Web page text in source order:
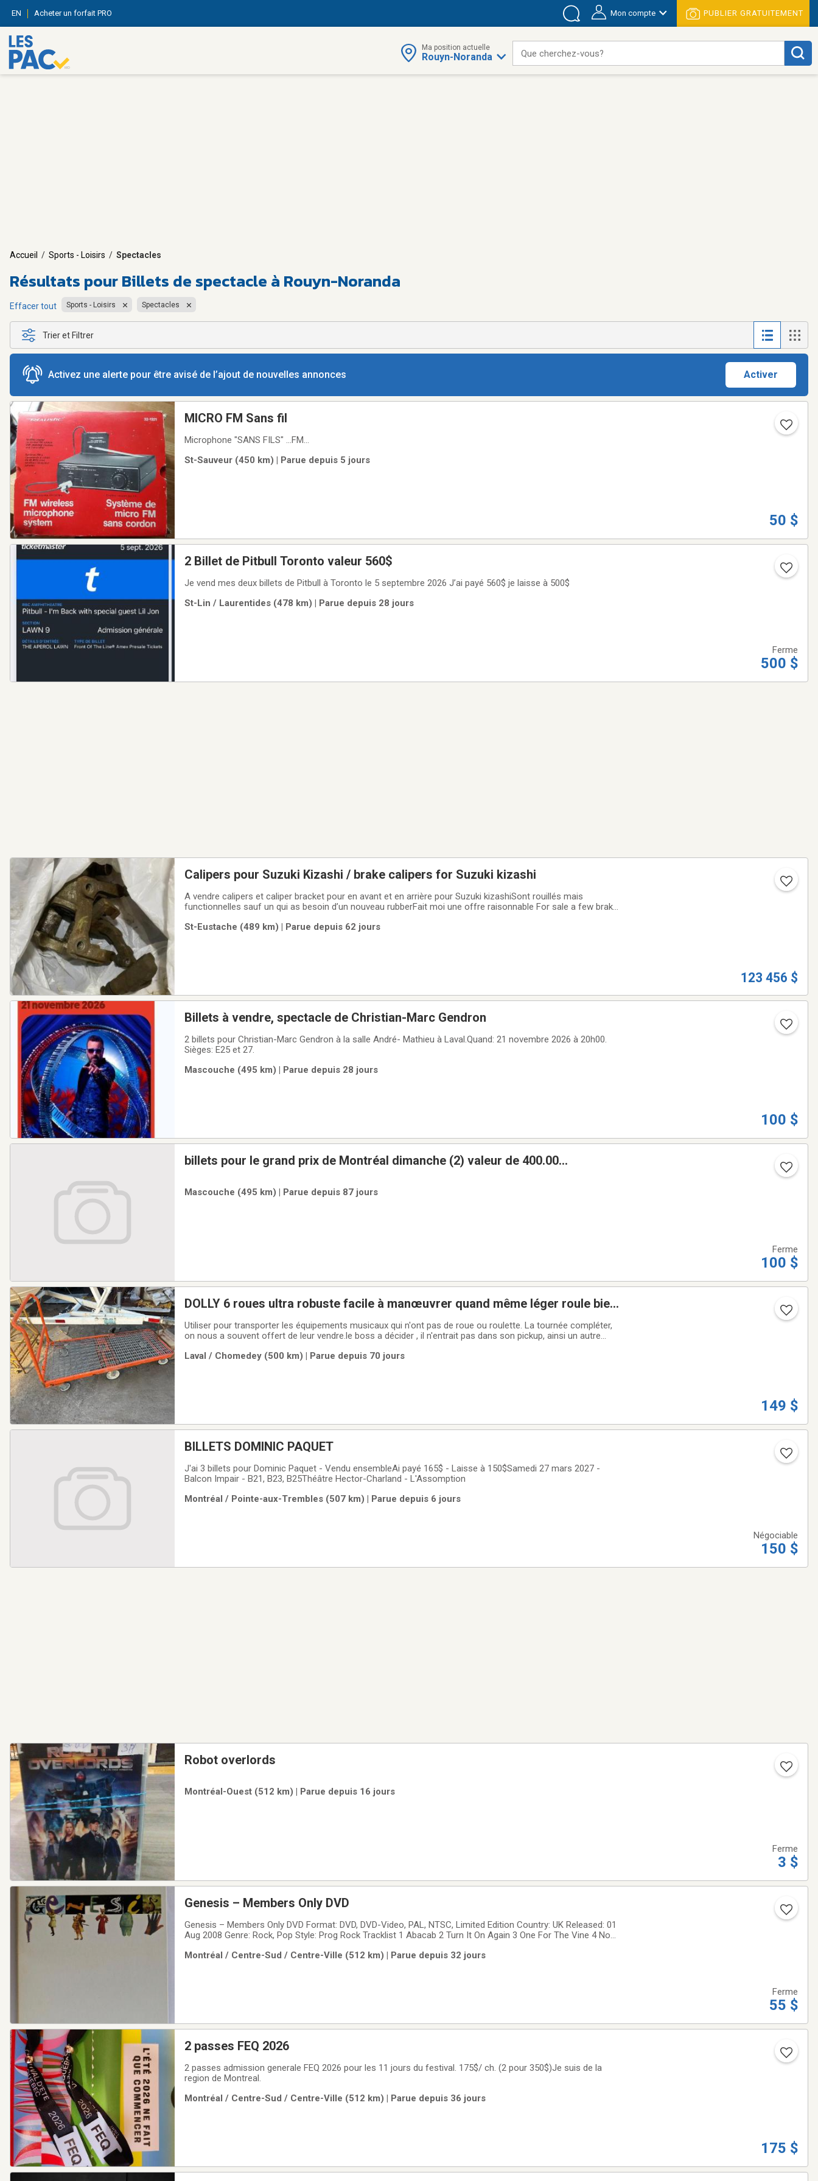
EN Acheter un forfait PRO Mon compte PUBLIER GRATUITEMENT
Ma position actuelle
Rouyn-Noranda Que cherchez-vous?
Accueil / Sports - Loisirs / Spectacles
Résultats pourBillets de spectacle à Rouyn-Noranda
Effacer tout Sports - Loisirs Spectacles
Trier et Filtrer
Activez une alerte pour être avisé de l’ajout de nouvelles annonces Activer
MICRO FM Sans fil
Microphone "SANS FILS" ...FM...
St-Sauveur (450 km) | Parue depuis 5 jours
50 $
2 Billet de Pitbull Toronto valeur 560$
Je vend mes deux billets de Pitbull à Toronto le 5 septembre 2026 J’ai payé 560$ je laisse à 500$
St-Lin / Laurentides (478 km) | Parue depuis 28 jours
Ferme
500 $
Calipers pour Suzuki Kizashi / brake calipers for Suzuki kizashi
A vendre calipers et caliper bracket pour en avant et en arrière pour Suzuki kizashiSont rouillés mais
functionnelles sauf un qui as besoin d’un nouveau rubberFait moi une offre raisonnable For sale a few brake
one who needs a new
St-Eustache (489 km) | Parue depuis 62 jours
123 456 $
Billets à vendre, spectacle de Christian-Marc Gendron
2 billets pour Christian-Marc Gendron à la salle André- Mathieu à Laval.Quand: 21 novembre 2026 à 20h00.
Sièges: E25 et 27.
Mascouche (495 km) | Parue depuis 28 jours
100 $
billets pour le grand prix de Montréal dimanche (2) valeur de 400.00
Mascouche (495 km) | Parue depuis 87 jours
Ferme
100 $
DOLLY 6 roues ultra robuste facile à manœuvrer quand même léger roule bien
Utiliser pour transporter les équipements musicaux qui n'ont pas de roue ou roulette. La tournée compléter,
on nous a souvent offert de leur vendre.le boss a décider , il n'entrait pas dans son pickup, ainsi un autre
Laval / Chomedey (500 km) | Parue depuis 70 jours
149 $
BILLETS DOMINIC PAQUET
J'ai 3 billets pour Dominic Paquet - Vendu ensembleAi payé 165$ - Laisse à 150$Samedi 27 mars 2027 -
Balcon Impair - B21, B23, B25Théâtre Hector-Charland - L'Assomption
Montréal / Pointe-aux-Trembles (507 km) | Parue depuis 6 jours
Négociable
150 $
Robot overlords
Montréal-Ouest (512 km) | Parue depuis 16 jours
Ferme
3 $
Genesis ‎– Members Only DVD
Genesis ‎– Members Only DVD Format: DVD, DVD-Video, PAL, NTSC, Limited Edition Country: UK Released: 01
Aug 2008 Genre: Rock, Pop Style: Prog Rock Tracklist 1 Abacab 2 Turn It On Again 3 One For The Vine 4 No
Mama 9 Tonight, Tonight, Tonight 10
Montréal / Centre-Sud / Centre-Ville (512 km) | Parue depuis 32 jours
Ferme
55 $
2 passes FEQ 2026
2 passes admission generale FEQ 2026 pour les 11 jours du festival. 175$/ ch. (2 pour 350$)Je suis de la
region de Montreal.
Montréal / Centre-Sud / Centre-Ville (512 km) | Parue depuis 36 jours
175 $